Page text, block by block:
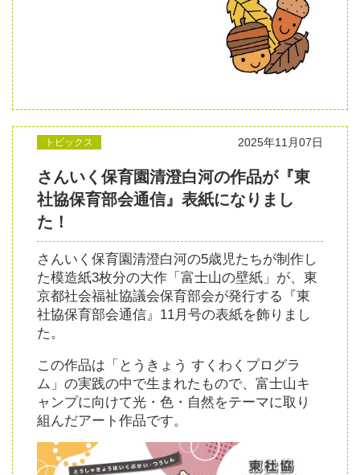
トピックス 2025年11月07日
さんいく保育園清澄白河の作品が『東
社協保育部会通信』表紙になりまし
た！
さんいく保育園清澄白河の5歳児たちが制作し
た模造紙3枚分の大作「富士山の壁紙」が、東
京都社会福祉協議会保育部会が発行する『東
社協保育部会通信』11月号の表紙を飾りまし
た。
この作品は「とうきょう すくわくプログラ
ム」の実践の中で生まれたもので、富士山キ
ャンプに向けて光・色・自然をテーマに取り
組んだアート作品です。